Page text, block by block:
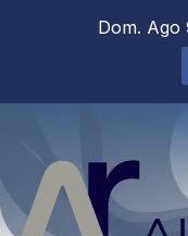
Dom. Ago